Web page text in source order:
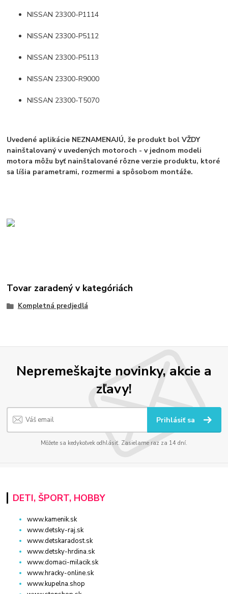
NISSAN 23300-P1114
NISSAN 23300-P5112
NISSAN 23300-P5113
NISSAN 23300-R9000
NISSAN 23300-T5070
Uvedené aplikácie NEZNAMENAJÚ, že produkt bol VŽDY
nainštalovaný v uvedených motoroch - v jednom modeli
motora môžu byť nainštalované rôzne verzie produktu, ktoré
sa líšia parametrami, rozmermi a spôsobom montáže.
Tovar zaradený v kategóriách
Kompletná predjedlá
Nepremeškajte novinky, akcie a
zľavy!
Prihlásiť sa
Môžete sa kedykoľvek odhlásiť. Zasielame raz za 14 dní.
DETI, ŠPORT, HOBBY
www.kamenik.sk
www.detsky-raj.sk
www.detskaradost.sk
www.detsky-hrdina.sk
www.domaci-milacik.sk
www.hracky-online.sk
www.kupelna.shop